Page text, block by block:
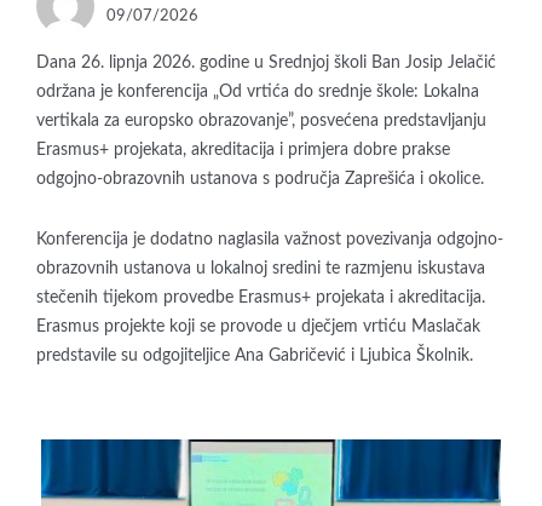
POSTED
09/07/2026
Dana 26. lipnja 2026. godine u Srednjoj školi Ban Josip Jelačić
održana je konferencija „Od vrtića do srednje škole: Lokalna
vertikala za europsko obrazovanje”, posvećena predstavljanju
Erasmus+ projekata, akreditacija i primjera dobre prakse
odgojno-obrazovnih ustanova s područja Zaprešića i okolice.
Konferencija je dodatno naglasila važnost povezivanja odgojno-
obrazovnih ustanova u lokalnoj sredini te razmjenu iskustava
stečenih tijekom provedbe Erasmus+ projekata i akreditacija.
Erasmus projekte koji se provode u dječjem vrtiću Maslačak
predstavile su odgojiteljice Ana Gabričević i Ljubica Školnik.